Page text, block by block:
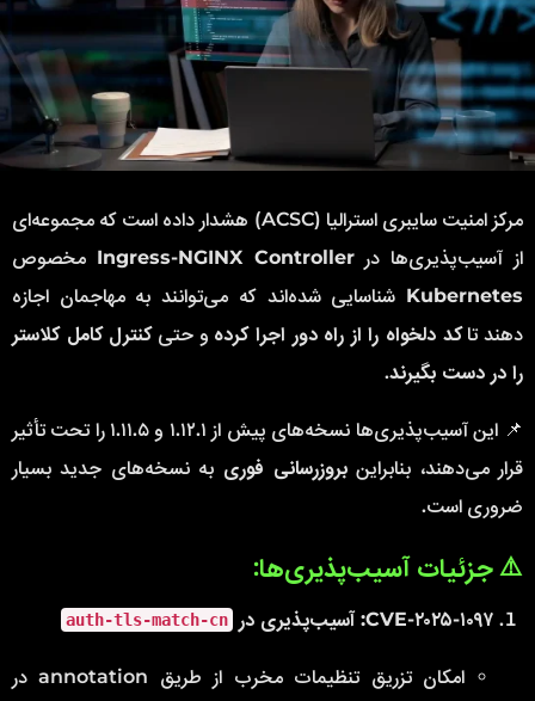
مرکز امنیت سایبری استرالیا (ACSC) هشدار داده است که مجموعه‌ای
از آسیب‌پذیری‌ها درIngress-NGINX Controller مخصوص
Kubernetes شناسایی شده‌اند که می‌توانند به مهاجمان اجازه
دهند تاکد دلخواه را از راه دور اجرا کرده و حتیکنترل کامل کلاستر
را در دست بگیرند.
📌 این آسیب‌پذیری‌ها نسخه‌های پیش از ۱.۱۲.۱ و ۱.۱۱.۵ را تحت تأثیر
قرار می‌دهند، بنابراینبروزرسانی فوری به نسخه‌های جدید بسیار
ضروری است.
⚠️ جزئیات آسیب‌پذیری‌ها:
CVE-۲۰۲۵-۱۰۹۷: آسیب‌پذیری در auth-tls-match-cn
امکان تزریق تنظیمات مخرب از طریق annotation در